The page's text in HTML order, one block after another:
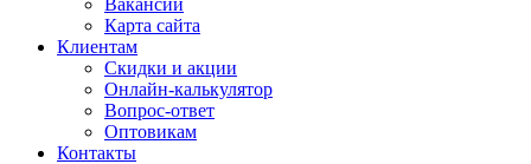
Вакансии
Карта сайта
Клиентам
Скидки и акции
Онлайн-калькулятор
Вопрос-ответ
Оптовикам
Контакты